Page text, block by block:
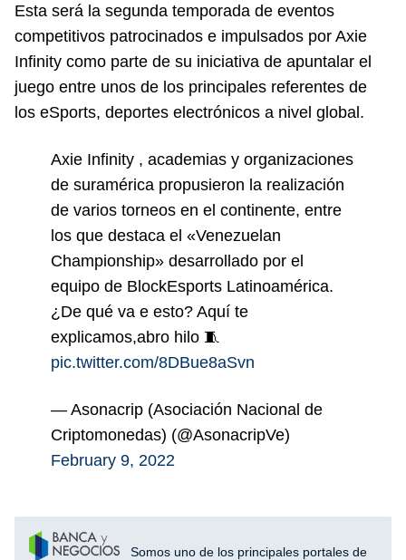
Esta será la segunda temporada de eventos
competitivos patrocinados e impulsados por Axie
Infinity como parte de su iniciativa de apuntalar el
juego entre unos de los principales referentes de
los eSports, deportes electrónicos a nivel global.
Axie Infinity , academias y organizaciones
de suramérica propusieron la realización
de varios torneos en el continente, entre
los que destaca el «Venezuelan
Championship» desarrollado por el
equipo de BlockEsports Latinoamérica.
¿De qué va e esto? Aquí te
explicamos,abro hilo 🧵
pic.twitter.com/8DBue8aSvn
— Asonacrip (Asociación Nacional de
Criptomonedas) (@AsonacripVe)
February 9, 2022
Somos uno de los principales portales de